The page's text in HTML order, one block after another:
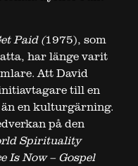
Paid (1975), som
har länge varit
Att David
till en
en kulturgärning.
på den
Spirituality
Is Now – Gospel